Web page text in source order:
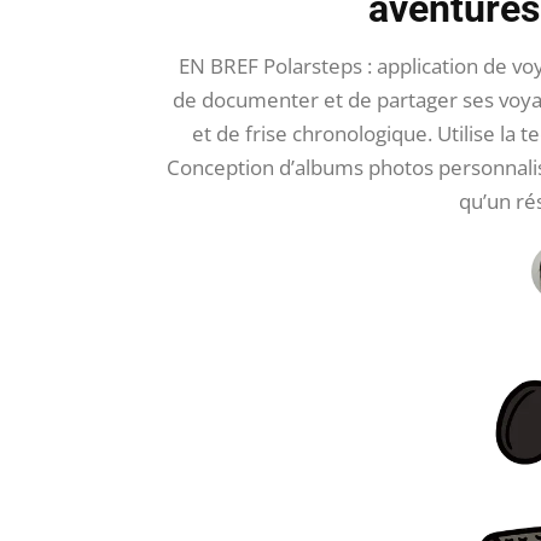
EN BREF Polarsteps : application de
de documenter et de partager ses
et de frise chronologique. Utilise la
Conception d’albums photos
qu’un